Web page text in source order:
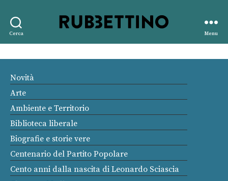
Cerca
editore
Menu
Novità
Arte
Ambiente e Territorio
Biblioteca liberale
Biografie e storie vere
Centenario del Partito Popolare
Cento anni dalla nascita di Leonardo Sciascia